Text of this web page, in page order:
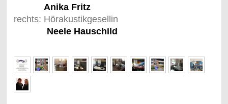
Anika Fritz
rechts: Hörakustikgesellin
Neele Hauschild